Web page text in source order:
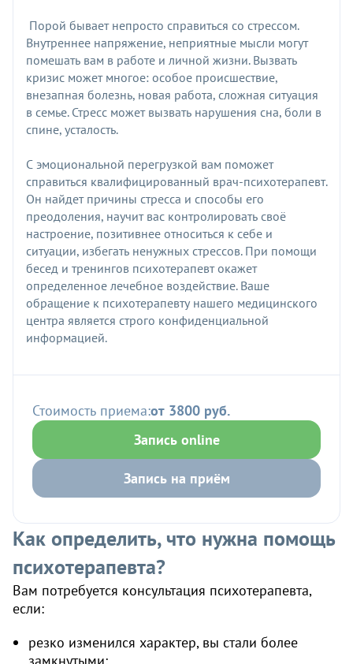
Порой бывает непросто справиться со стрессом.
Внутреннее напряжение, неприятные мысли могут
помешать вам в работе и личной жизни. Вызвать
кризис может многое: особое происшествие,
внезапная болезнь, новая работа, сложная ситуация
в семье. Стресс может вызвать нарушения сна, боли в
спине, усталость.
С эмоциональной перегрузкой вам поможет
справиться квалифицированный врач-психотерапевт.
Он найдет причины стресса и способы его
преодоления, научит вас контролировать своё
настроение, позитивнее относиться к себе и
ситуации, избегать ненужных стрессов. При помощи
бесед и тренингов психотерапевт окажет
определенное лечебное воздействие. Ваше
обращение к психотерапевту нашего медицинского
центра является строго конфиденциальной
информацией.
Стоимость приема:от 3800 руб.
Запись online
Запись на приём
Как определить, что нужна помощь
психотерапевта?
Вам потребуется консультация психотерапевта,
если:
резко изменился характер, вы стали более